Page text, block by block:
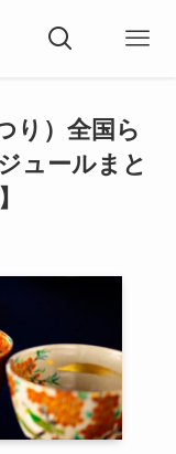
り）全国ら
ュールまと